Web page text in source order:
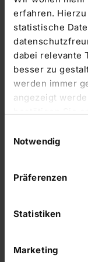
erfahren.
statistische
dabei relevante
besser zu
werden immer
angezeigt
erlauben Sie
Einstellungen
finden Sie auch
Notwendig
Präferenzen
Statistiken
Marketing
Corporate
RHÖN-
RHÖN-
Veröffentlichung
die DGAP
Managers'
DGAP-
Korrekturmeldung